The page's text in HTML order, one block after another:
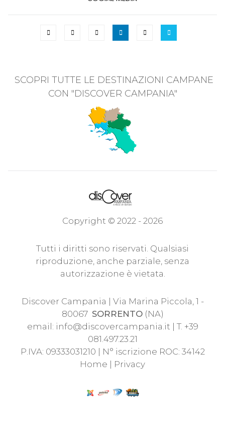
SCOPRI TUTTE LE DESTINAZIONI CAMPANE
CON "DISCOVER CAMPANIA"
Copyright © 2022 - 2026
Tutti i diritti sono riservati. Qualsiasi
riproduzione, anche parziale, senza
autorizzazione è vietata.
Discover Campania | Via Marina Piccola, 1 -
80067 SORRENTO(NA)
email: info@discovercampania.it | T. +39
081.497.23.21
P.IVA: 09333031210 | N° iscrizione ROC: 34142
Home | Privacy